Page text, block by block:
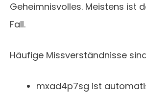
Geheimnisvolles. Meistens ist
Fall.
Häufige Missverständnisse
mxad4p7sg ist